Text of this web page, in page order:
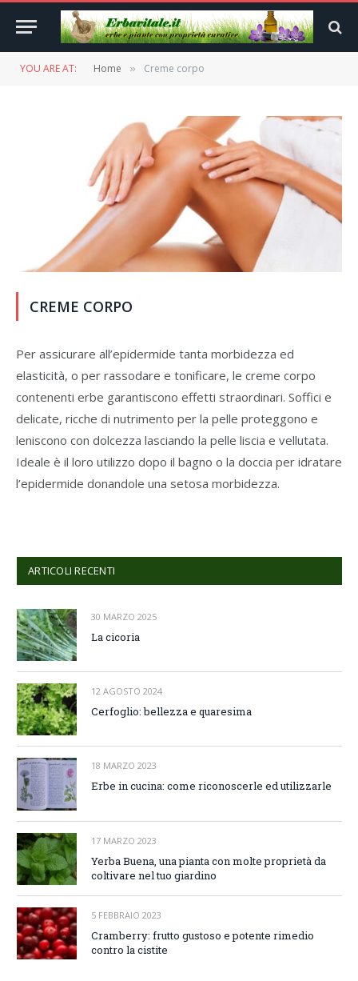
YOU ARE AT: Home » Creme corpo
CREME CORPO
Per assicurare all’epidermide tanta morbidezza ed
elasticità, o per rassodare e tonificare, le creme corpo
contenenti erbe garantiscono effetti straordinari. Soffici e
delicate, ricche di nutrimento per la pelle proteggono e
leniscono con dolcezza lasciando la pelle liscia e vellutata.
Ideale è il loro utilizzo dopo il bagno o la doccia per idratare
l’epidermide donandole una setosa morbidezza.
ARTICOLI RECENTI
30 MARZO 2025
La cicoria
12 AGOSTO 2024
Cerfoglio: bellezza e quaresima
18 MARZO 2023
Erbe in cucina: come riconoscerle ed utilizzarle
17 MARZO 2023
Yerba Buena, una pianta con molte proprietà da
coltivare nel tuo giardino
5 FEBBRAIO 2023
Cramberry: frutto gustoso e potente rimedio
contro la cistite